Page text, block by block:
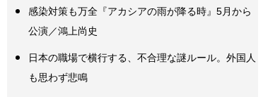
感染対策も万全『アカシアの雨が降る時』5月から
公演／鴻上尚史
日本の職場で横行する、不合理な謎ルール。外国人
も思わず悲鳴